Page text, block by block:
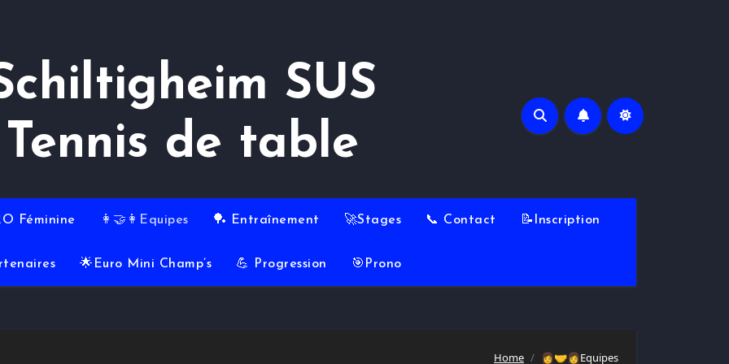
SUS
Tennis de table
Féminine 👩‍🤝‍👩Equipes 🏓 Entraînement 🚀Stages 📞 Contact 📝Inscription
🌟Euro Mini Champ’s 💪 Progression 🎯Prono
Home 👩‍🤝‍👩Equipes